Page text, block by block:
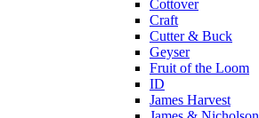
Cottover
Craft
Cutter & Buck
Geyser
Fruit of the Loom
ID
James Harvest